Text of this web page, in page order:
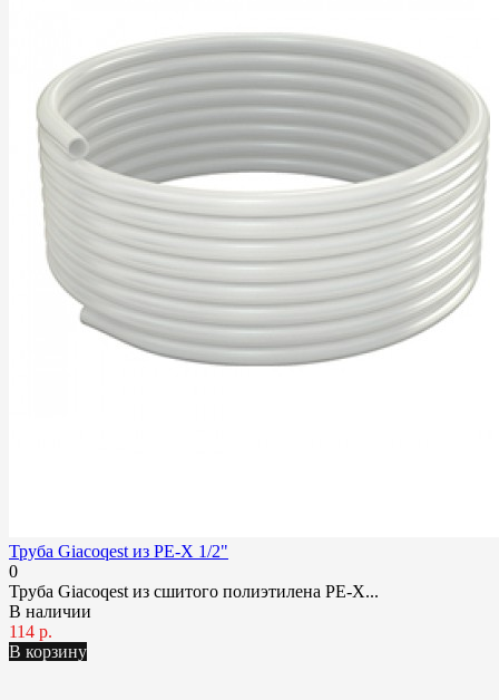
Труба Giacoqest из PE-X 1/2"
0
Труба Giacoqest из сшитого полиэтилена PE-X...
В наличии
114 р.
В корзину